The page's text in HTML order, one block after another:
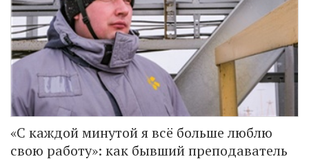
«С каждой минутой я всё больше люблю
свою работу»: как бывший преподаватель